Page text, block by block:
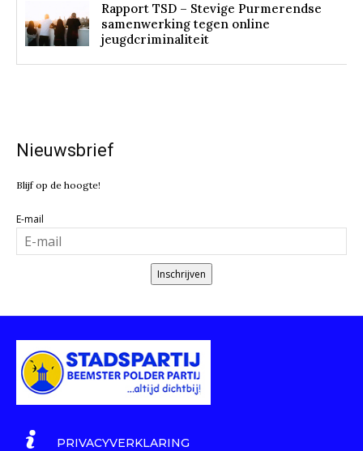
Rapport TSD – Stevige Purmerendse
samenwerking tegen online
jeugdcriminaliteit
Nieuwsbrief
Blijf op de hoogte!
E-mail
Inschrijven
PRIVACYVERKLARING